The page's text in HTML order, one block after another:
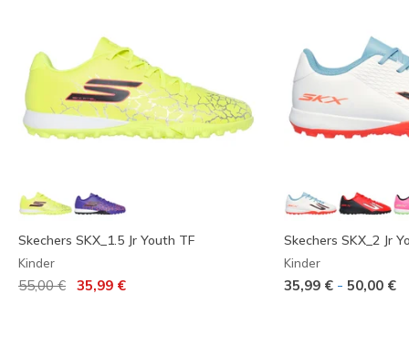
Skechers SKX_1.5 Jr Youth TF
Kinder
Reduziert von
55,00 € auf
35,99 €
Skechers SKX_2 Jr
Kinder
35,99 € - 50,00 €